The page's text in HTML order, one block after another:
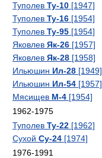
Туполев Ту-10 [1947]
Туполев Ту-16 [1954]
Туполев Ту-95 [1954]
Яковлев Як-26 [1957]
Яковлев Як-28 [1958]
Ильюшин Ил-28 [1949]
Ильюшин Ил-54 [1957]
Мясищев М-4 [1954]
1962-1975
Туполев Ту-22 [1962]
Сухой Су-24 [1974]
1976-1991